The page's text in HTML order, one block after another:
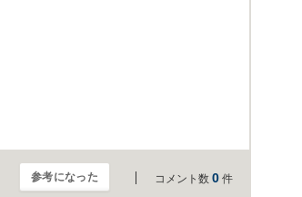
参考になった コメント数 0 件